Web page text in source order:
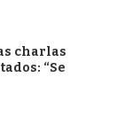
charlas
“Se